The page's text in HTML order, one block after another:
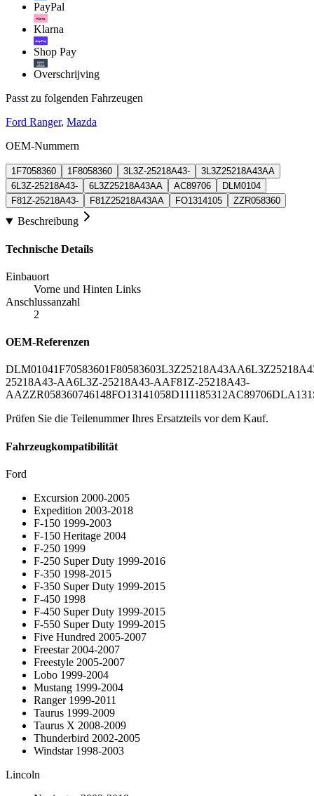
PayPal
Klarna.
Klarna
shop Pay
Shop Pay
Overschrijving
Passt zu folgenden Fahrzeugen
Ford Ranger, Mazda
OEM-Nummern
1F7058360 1F8058360 3L3Z-25218A43-
3L3Z25218A43AA
6L3Z-25218A43-
6L3Z25218A43AA AC89706
DLM0104
F81Z-25218A43-
F81Z25218A43AA FO1314105 ZZR058360
Beschreibung
Technische Details
Einbauort
Vorne und Hinten Links
Anschlussanzahl
2
OEM-Referenzen
DLM01041F70583601F80583603L3Z25218A43AA
25218A43-AA6L3Z-25218A43-AAF81Z-25218A43-
AAZZR058360746148FO13141058D111185312AC89706DLA131
Prüfen Sie die Teilenummer Ihres Ersatzteils vor dem Kauf.
Fahrzeugkompatibilität
Ford
Excursion 2000-2005
Expedition 2003-2018
F-150 1999-2003
F-150 Heritage 2004
F-250 1999
F-250 Super Duty 1999-2016
F-350 1998-2015
F-350 Super Duty 1999-2015
F-450 1998
F-450 Super Duty 1999-2015
F-550 Super Duty 1999-2015
Five Hundred 2005-2007
Freestar 2004-2007
Freestyle 2005-2007
Lobo 1999-2004
Mustang 1999-2004
Ranger 1999-2011
Taurus 1999-2009
Taurus X 2008-2009
Thunderbird 2002-2005
Windstar 1998-2003
Lincoln